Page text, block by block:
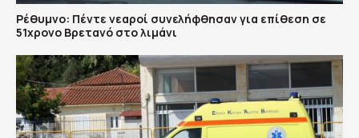
Ρέθυμνο: Πέντε νεαροί συνελήφθησαν για επίθεση σε
51χρονο Βρετανό στο λιμάνι